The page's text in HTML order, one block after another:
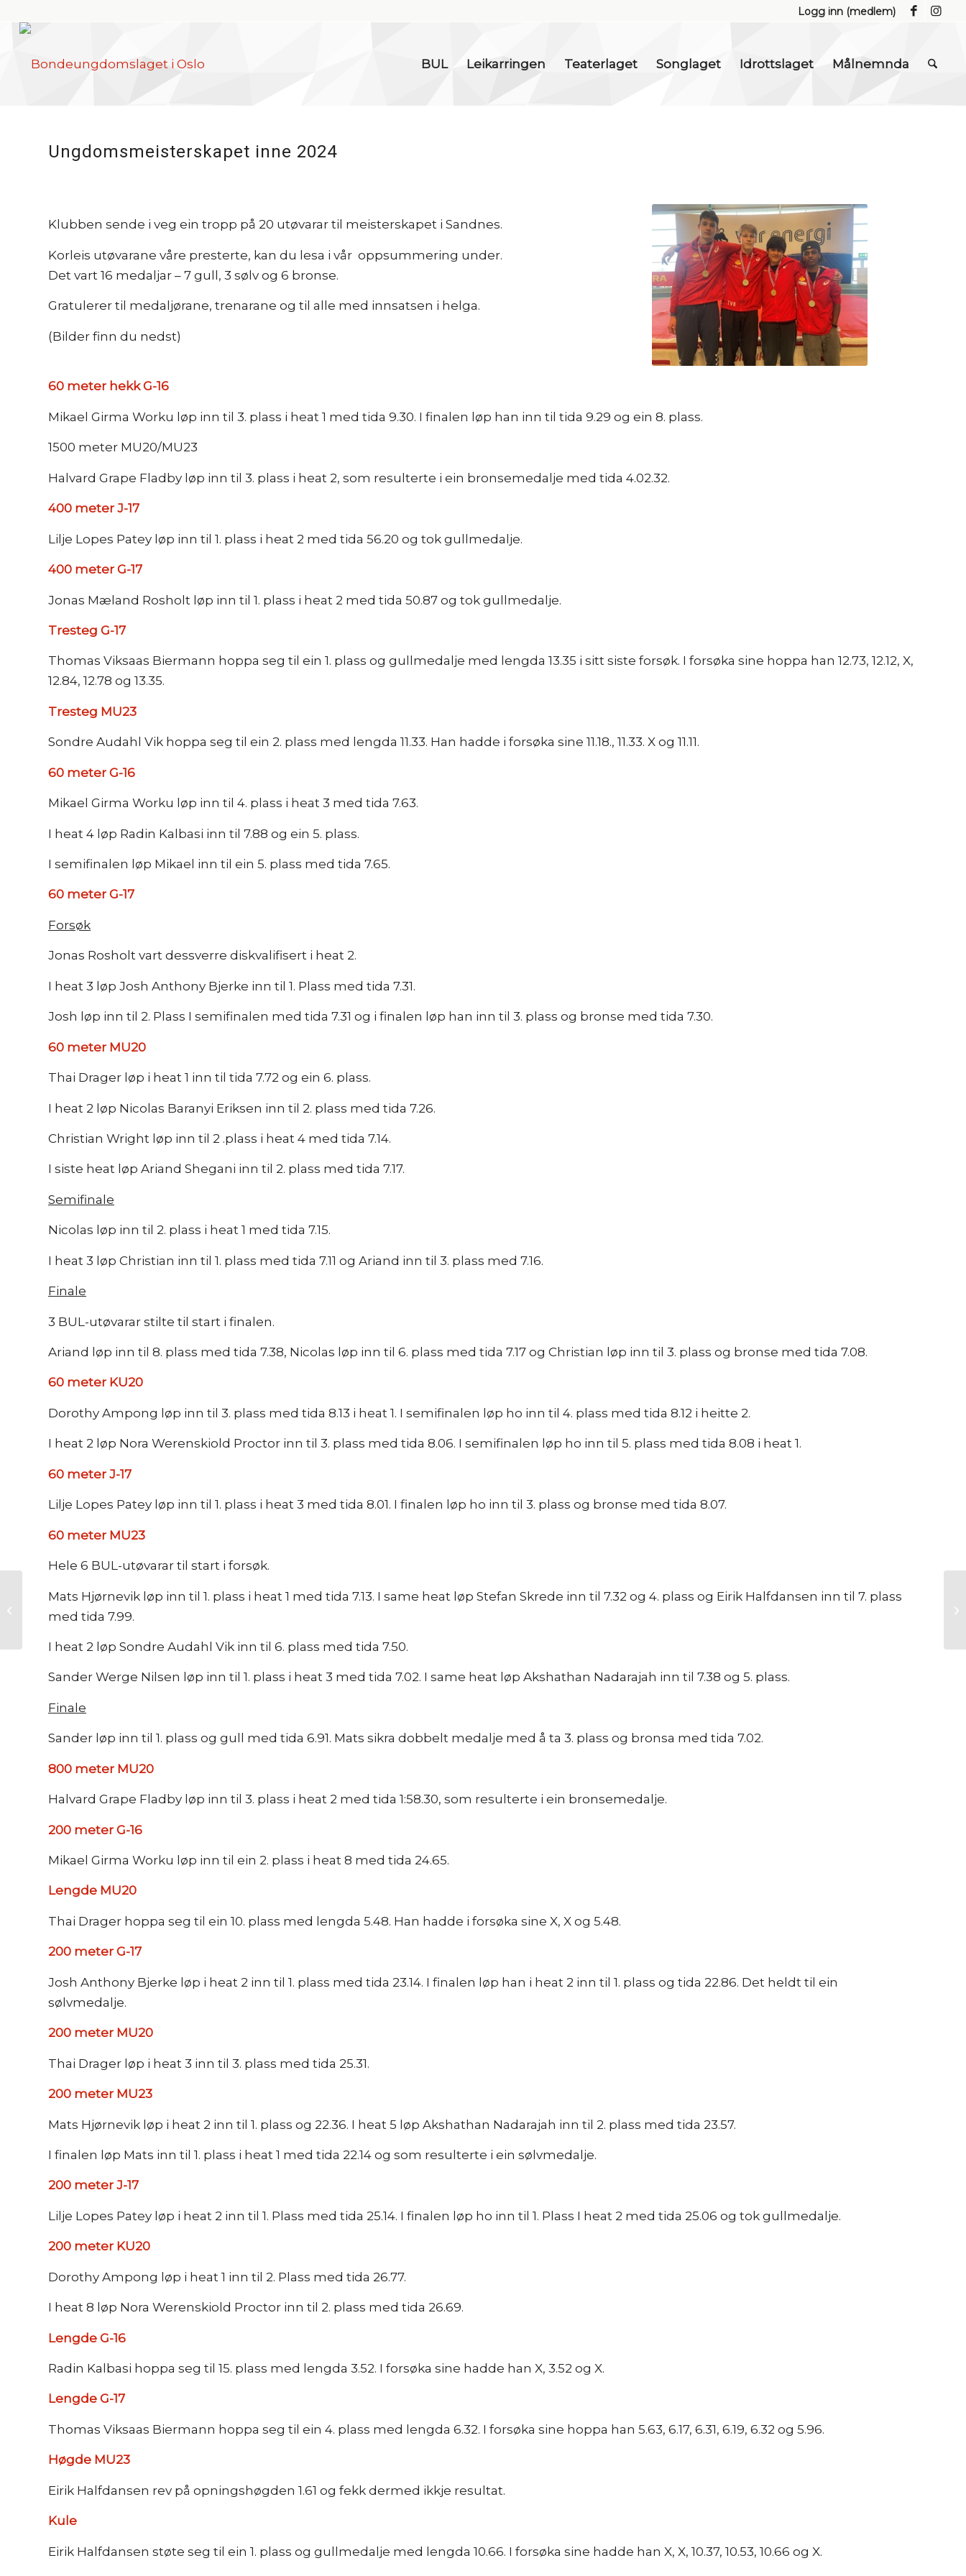
Logg inn (medlem)
BUL Leikarringen Teaterlaget Songlaget Idrottslaget Målnemnda
Ungdomsmeisterskapet inne 2024
Klubben sende i veg ein tropp på 20 utøvarar til meisterskapet i Sandnes.
Korleis utøvarane våre presterte, kan du lesa i vår oppsummering under.
Det vart 16 medaljar – 7 gull, 3 sølv og 6 bronse.
Gratulerer til medaljørane, trenarane og til alle med innsatsen i helga.
(Bilder finn du nedst)
60 meter hekk G-16
Mikael Girma Worku løp inn til 3. plass i heat 1 med tida 9.30. I finalen løp han inn til tida 9.29 og ein 8. plass.
1500 meter MU20/MU23
Halvard Grape Fladby løp inn til 3. plass i heat 2, som resulterte i ein bronsemedalje med tida 4.02.32.
400 meter J-17
Lilje Lopes Patey løp inn til 1. plass i heat 2 med tida 56.20 og tok gullmedalje.
400 meter G-17
Jonas Mæland Rosholt løp inn til 1. plass i heat 2 med tida 50.87 og tok gullmedalje.
Tresteg G-17
Thomas Viksaas Biermann hoppa seg til ein 1. plass og gullmedalje med lengda 13.35 i sitt siste forsøk. I forsøka sine hoppa han 12.73, 12.12, X,
12.84, 12.78 og 13.35.
Tresteg MU23
Sondre Audahl Vik hoppa seg til ein 2. plass med lengda 11.33. Han hadde i forsøka sine 11.18., 11.33. X og 11.11.
60 meter G-16
Mikael Girma Worku løp inn til 4. plass i heat 3 med tida 7.63.
I heat 4 løp Radin Kalbasi inn til 7.88 og ein 5. plass.
I semifinalen løp Mikael inn til ein 5. plass med tida 7.65.
60 meter G-17
Forsøk
Jonas Rosholt vart dessverre diskvalifisert i heat 2.
I heat 3 løp Josh Anthony Bjerke inn til 1. Plass med tida 7.31.
Josh løp inn til 2. Plass I semifinalen med tida 7.31 og i finalen løp han inn til 3. plass og bronse med tida 7.30.
60 meter MU20
Thai Drager løp i heat 1 inn til tida 7.72 og ein 6. plass.
I heat 2 løp Nicolas Baranyi Eriksen inn til 2. plass med tida 7.26.
Christian Wright løp inn til 2 .plass i heat 4 med tida 7.14.
I siste heat løp Ariand Shegani inn til 2. plass med tida 7.17.
Semifinale
Nicolas løp inn til 2. plass i heat 1 med tida 7.15.
I heat 3 løp Christian inn til 1. plass med tida 7.11 og Ariand inn til 3. plass med 7.16.
Finale
3 BUL-utøvarar stilte til start i finalen.
Ariand løp inn til 8. plass med tida 7.38, Nicolas løp inn til 6. plass med tida 7.17 og Christian løp inn til 3. plass og bronse med tida 7.08.
60 meter KU20
Dorothy Ampong løp inn til 3. plass med tida 8.13 i heat 1. I semifinalen løp ho inn til 4. plass med tida 8.12 i heitte 2.
I heat 2 løp Nora Werenskiold Proctor inn til 3. plass med tida 8.06. I semifinalen løp ho inn til 5. plass med tida 8.08 i heat 1.
60 meter J-17
Lilje Lopes Patey løp inn til 1. plass i heat 3 med tida 8.01. I finalen løp ho inn til 3. plass og bronse med tida 8.07.
60 meter MU23
Hele 6 BUL-utøvarar til start i forsøk.
Mats Hjørnevik løp inn til 1. plass i heat 1 med tida 7.13. I same heat løp Stefan Skrede inn til 7.32 og 4. plass og Eirik Halfdansen inn til 7. plass
med tida 7.99.
I heat 2 løp Sondre Audahl Vik inn til 6. plass med tida 7.50.
Sander Werge Nilsen løp inn til 1. plass i heat 3 med tida 7.02. I same heat løp Akshathan Nadarajah inn til 7.38 og 5. plass.
Finale
Sander løp inn til 1. plass og gull med tida 6.91. Mats sikra dobbelt medalje med å ta 3. plass og bronsa med tida 7.02.
800 meter MU20
Halvard Grape Fladby løp inn til 3. plass i heat 2 med tida 1:58.30, som resulterte i ein bronsemedalje.
200 meter G-16
Mikael Girma Worku løp inn til ein 2. plass i heat 8 med tida 24.65.
Lengde MU20
Thai Drager hoppa seg til ein 10. plass med lengda 5.48. Han hadde i forsøka sine X, X og 5.48.
200 meter G-17
Josh Anthony Bjerke løp i heat 2 inn til 1. plass med tida 23.14. I finalen løp han i heat 2 inn til 1. plass og tida 22.86. Det heldt til ein
sølvmedalje.
200 meter MU20
Thai Drager løp i heat 3 inn til 3. plass med tida 25.31.
200 meter MU23
Mats Hjørnevik løp i heat 2 inn til 1. plass og 22.36. I heat 5 løp Akshathan Nadarajah inn til 2. plass med tida 23.57.
I finalen løp Mats inn til 1. plass i heat 1 med tida 22.14 og som resulterte i ein sølvmedalje.
200 meter J-17
Lilje Lopes Patey løp i heat 2 inn til 1. Plass med tida 25.14. I finalen løp ho inn til 1. Plass I heat 2 med tida 25.06 og tok gullmedalje.
200 meter KU20
Dorothy Ampong løp i heat 1 inn til 2. Plass med tida 26.77.
I heat 8 løp Nora Werenskiold Proctor inn til 2. plass med tida 26.69.
Lengde G-16
Radin Kalbasi hoppa seg til 15. plass med lengda 3.52. I forsøka sine hadde han X, 3.52 og X.
Lengde G-17
Thomas Viksaas Biermann hoppa seg til ein 4. plass med lengda 6.32. I forsøka sine hoppa han 5.63, 6.17, 6.31, 6.19, 6.32 og 5.96.
Høgde MU23
Eirik Halfdansen rev på opningshøgden 1.61 og fekk dermed ikkje resultat.
Kule
Eirik Halfdansen støte seg til ein 1. plass og gullmedalje med lengda 10.66. I forsøka sine hadde han X, X, 10.37, 10.53, 10.66 og X.
Årsmøte i
Bondeungdomslaget
i Oslo 2024